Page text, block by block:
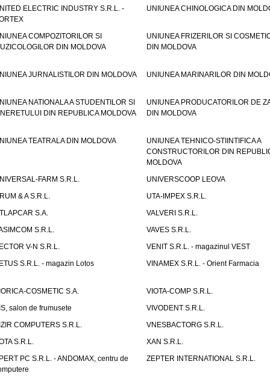
ELECTRIC INDUSTRY S.R.L. -
UNIUNEA CHINOLOGICA DIN
COMPOZITORILOR SI
DIN MOLDOVA
UNIUNEA FRIZERILOR SI
DIN MOLDOVA
JURNALISTILOR DIN MOLDOVA UNIUNEA MARINARILOR DIN
NATIONALA A STUDENTILOR SI
DIN REPUBLICA MOLDOVA
UNIUNEA PRODUCATORILOR DE
DIN MOLDOVA
TEATRALA DIN MOLDOVA
UNIUNEA TEHNICO-STIINTIFICA A
CONSTRUCTORILOR DIN
MOLDOVA
FARM S.R.L.
UNIVERSCOOP LEOVA
& A S.R.L.
UTA-IMPEX S.R.L.
S.A.
VALVERI S.R.L.
S.R.L.
VAVES S.R.L.
V-N S.R.L.
VENIT S.R.L. - magazinul VEST
S.R.L. - magazin Lotos
VINAMEX S.R.L. - Orient Farmacia
COSMETIC S.A.
VIOTA-COMP S.R.L.
salon de frumusete
VIVODENT S.R.L.
COMPUTERS S.R.L.
VNESBACTORG S.R.L.
S.R.L.
XAN S.R.L.
PC S.R.L. - ANDOMAX, centru de
ZEPTER INTERNATIONAL S.R.L.